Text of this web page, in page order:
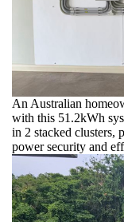
An Australian
with this 51.2kWh
in 2 stacked clusters,
power security and